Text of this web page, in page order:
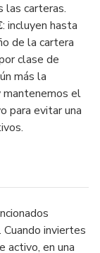
las carteras.
: incluyen hasta
de la cartera
clase de
más la
mantenemos el
para evitar una
inviertes
activo, en una